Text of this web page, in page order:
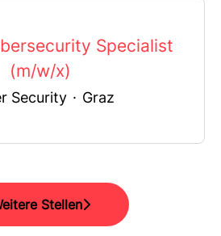
Specialist
(m/w/x)
Security · Graz
Stellen